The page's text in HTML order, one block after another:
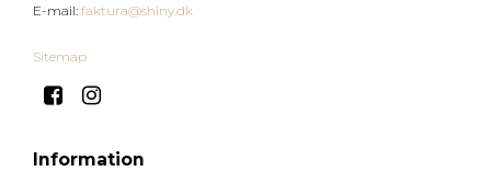
E-mail: faktura@shiny.dk
Sitemap
Information